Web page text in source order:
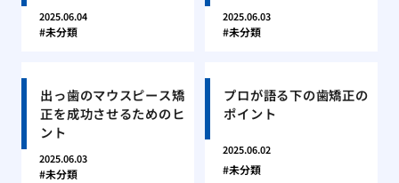
2025.06.04
未分類
2025.06.03
未分類
出っ歯のマウスピース矯
正を成功させるためのヒ
ント
2025.06.03
未分類
プロが語る下の歯矯正の
ポイント
2025.06.02
未分類